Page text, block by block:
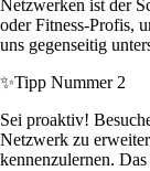
Netzwerken ist der
oder Fitness-Profis,
uns gegenseitig
✨Tipp Nummer 2
Sei proaktiv!
Netzwerk zu
kennenzulernen.